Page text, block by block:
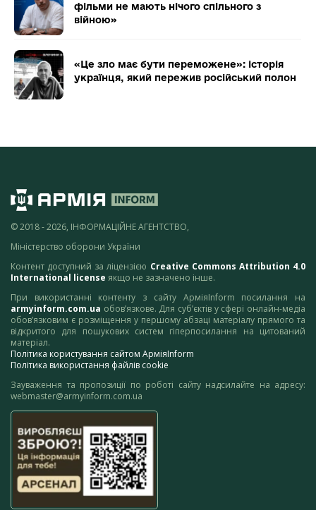
фільми не мають нічого спільного з
війною»
«Це зло має бути переможене»: історія
українця, який пережив російський полон
© 2018 - 2026, ІНФОРМАЦІЙНЕ АГЕНТСТВО,
Міністерство оборони України
Контент доступний за ліцензією Creative Commons Attribution 4.0
International license якщо не зазначено інше.
При використанні контенту з сайту АрміяInform посилання на
armyinform.com.ua обов’язкове. Для суб’єктів у сфері онлайн-медіа
обов’язковим є розміщення у першому абзаці матеріалу прямого та
відкритого для пошукових систем гіперпосилання на цитований
матеріал.
Політика користування сайтом АрміяInform
Політика використання файлів cookie
Зауваження та пропозиції по роботі сайту надсилайте на адресу:
webmaster@armyinform.com.ua